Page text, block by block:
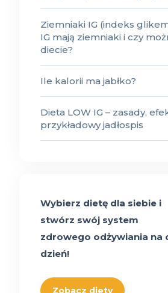
Ziemniaki IG (indeks
IG mają ziemniaki i czy
diecie?
Ile kalorii ma jabłko?
Dieta LOW IG – zasady,
przykładowy jadłospis
Wybierz dietę dla siebie i
stwórz swój system
zdrowego odżywiania na
dzień!
Zobacz diety